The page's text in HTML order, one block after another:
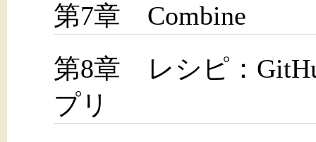
第7章 Combine
第8章 レシピ：
プリ